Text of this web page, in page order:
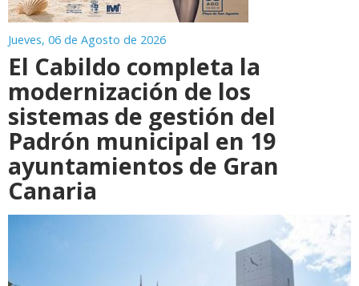
Jueves, 06 de Agosto de 2026
El Cabildo completa la
modernización de los
sistemas de gestión del
Padrón municipal en 19
ayuntamientos de Gran
Canaria